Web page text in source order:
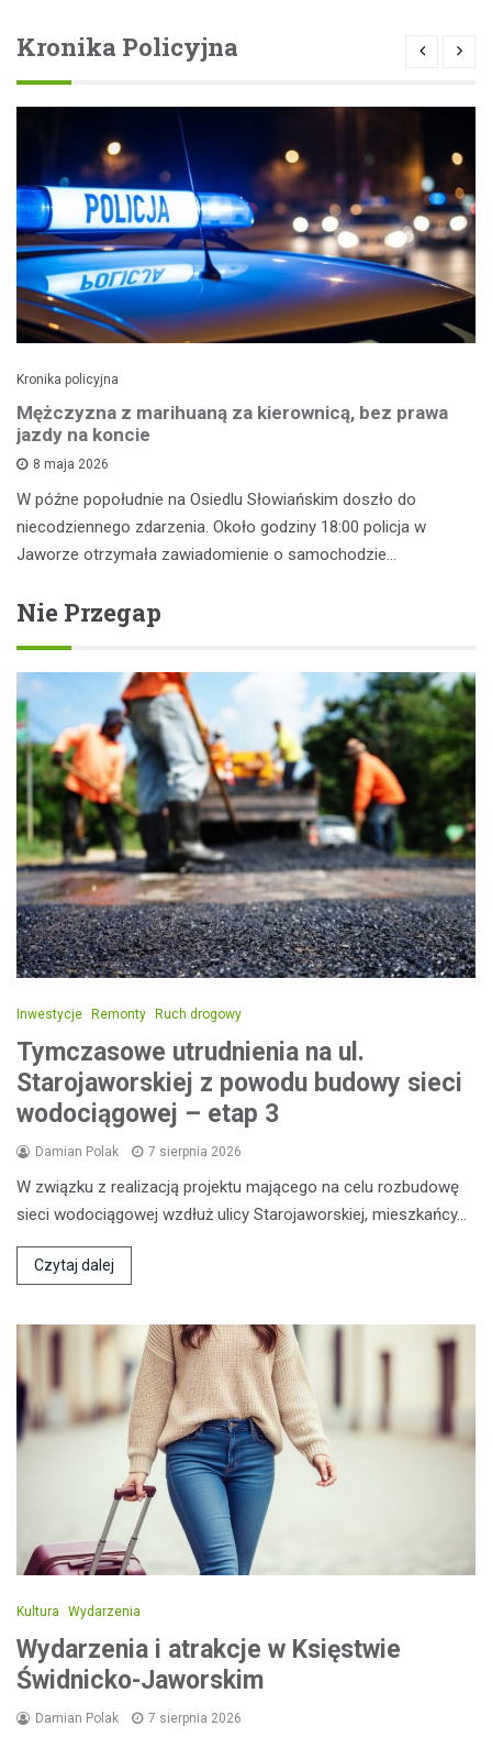
Kronika Policyjna
Kronika policyjna
Mężczyzna z marihuaną za kierownicą, bez prawa
jazdy na koncie
8 maja 2026
W późne popołudnie na Osiedlu Słowiańskim doszło do
niecodziennego zdarzenia. Około godziny 18:00 policja w
Jaworze otrzymała zawiadomienie o samochodzie…
Nie Przegap
Inwestycje Remonty Ruch drogowy
Tymczasowe utrudnienia na ul.
Starojaworskiej z powodu budowy sieci
wodociągowej – etap 3
Damian Polak 7 sierpnia 2026
W związku z realizacją projektu mającego na celu rozbudowę
sieci wodociągowej wzdłuż ulicy Starojaworskiej, mieszkańcy…
Czytaj dalej
Kultura Wydarzenia
Wydarzenia i atrakcje w Księstwie
Świdnicko-Jaworskim
Damian Polak 7 sierpnia 2026